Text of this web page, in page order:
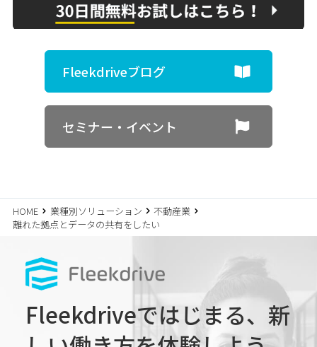
Fleekdriveブログ
セミナー・イベント
HOME 業種別ソリューション
不動産業
離れた拠点とデータの共有をしたい
Fleekdriveではじまる、 新